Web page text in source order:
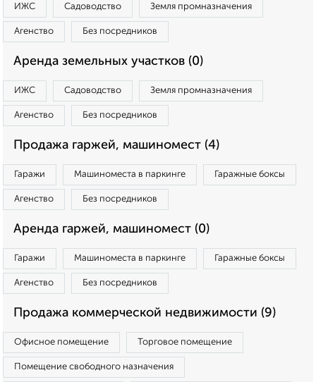
ИЖС Садоводство Земля промназначения
Агенство Без посредников
Аренда земельных участков (0)
ИЖС Садоводство Земля промназначения
Агенство Без посредников
Продажа гаржей, машиномест (4)
Гаражи Машиноместа в паркинге Гаражные боксы
Агенство Без посредников
Аренда гаржей, машиномест (0)
Гаражи Машиноместа в паркинге Гаражные боксы
Агенство Без посредников
Продажа коммерческой недвижимости (9)
Офисное помещение Торговое помещение
Помещение свободного назначения